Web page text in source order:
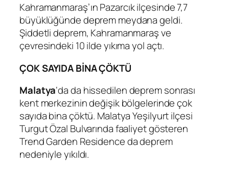
Kahramanmaraş’ın Pazarcık ilçesinde 7,7
büyüklüğünde deprem meydana geldi.
Şiddetli deprem, Kahramanmaraş ve
çevresindeki 10 ilde yıkıma yol açtı.
ÇOK SAYIDA BİNA ÇÖKTÜ
Malatya‘da da hissedilen deprem sonrası
kent merkezinin değişik bölgelerinde çok
sayıda bina çöktü. Malatya Yeşilyurt ilçesi
Turgut Özal Bulvarında faaliyet gösteren
Trend Garden Residence da deprem
nedeniyle yıkıldı.